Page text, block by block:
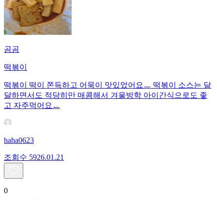
곰곰
떡볶이
떡볶이 떡이 쫀득하고 어묵이 맛있었어요ㅡ 떡볶이 소스는 달
달하면서도 적당히만 매콤해서 겨울방학 아이간식으로도 좋
고 자주먹어요ㅡ
haha0623
조회수 5926.01.21
0